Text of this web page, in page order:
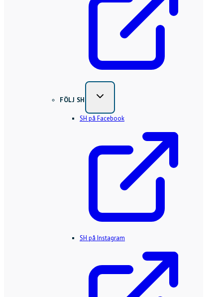
FÖLJ SH
SH på Facebook
SH på Instagram